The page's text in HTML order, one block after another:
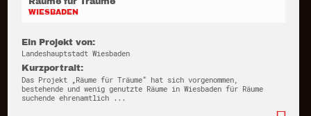
WIESBADEN
Ein Projekt von:
Landeshauptstadt Wiesbaden
Kurzportrait:
Das Projekt „Räume für Träume“ hat sich vorgenommen,
bestehende und wenig genutzte Räume in Wiesbaden für Räume
suchende ehrenamtlich ...